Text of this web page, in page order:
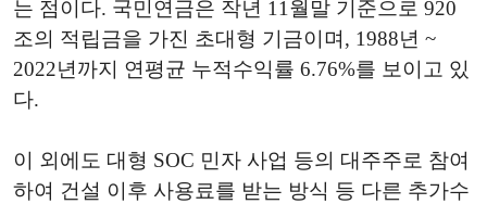
는 점이다. 국민연금은 작년 11월말 기준으로 920
조의 적립금을 가진 초대형 기금이며, 1988년 ~
2022년까지 연평균 누적수익률 6.76%를 보이고 있
다.
이 외에도 대형 SOC 민자 사업 등의 대주주로 참여
하여 건설 이후 사용료를 받는 방식 등 다른 추가수